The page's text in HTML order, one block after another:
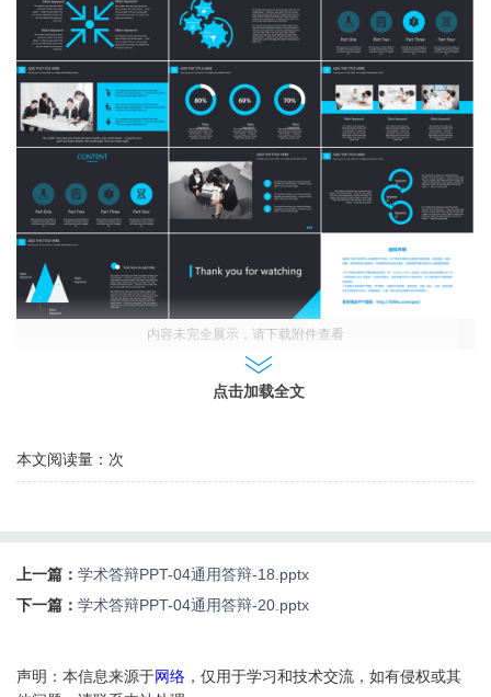
内容未完全展示，请下载附件查看
点击加载全文
本文阅读量： 次
上一篇： 学术答辩PPT-04通用答辩-18.pptx
下一篇： 学术答辩PPT-04通用答辩-20.pptx
声明：本信息来源于网络 ，仅用于学习和技术交流，如有侵权或其